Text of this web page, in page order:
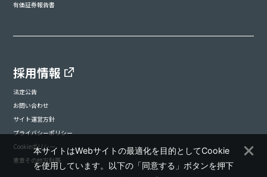
有価証券報告書
採用情報
法定公告
お問い合わせ
サイト運営方針
プライバシーポリシー
Cookieポリシー
憲章その他方針等
本サイトはWebサイトの最適化を目的としてCookie
を使用しています。以下の「同意する」ボタンを押下